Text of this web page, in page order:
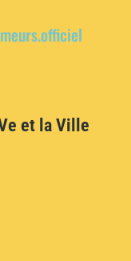
et la Ville